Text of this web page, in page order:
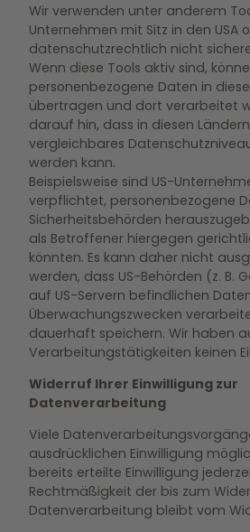
Wir verwenden unter anderem
Unternehmen mit Sitz in den USA
datenschutzrechtlich nicht
Wenn diese Tools aktiv sind,
personenbezogene Daten in
übertragen und dort verarbeitet
darauf hin, dass in diesen
vergleichbares
werden kann.
Beispielsweise sind US-
verpflichtet, personenbezogene
Sicherheitsbehörden
als Betroffener hiergegen
könnten. Es kann daher nicht
werden, dass US-Behörden (z. B.
auf US-Servern befindlichen
Überwachungszwecken
dauerhaft speichern. Wir haben
Verarbeitungstätigkeiten keinen
Widerruf Ihrer Einwilligung zur
Datenverarbeitung
Viele
ausdrücklichen Einwilligung
bereits erteilte Einwilligung
Rechtmäßigkeit der bis zum
Datenverarbeitung bleibt vom